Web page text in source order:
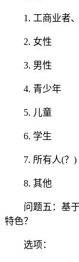
1. 工商业者
2. 女性
3. 男性
4. 青少年
5. 儿童
6. 学生
7. 所有人(？)
8. 其他
问题五：基
特色？
选项：